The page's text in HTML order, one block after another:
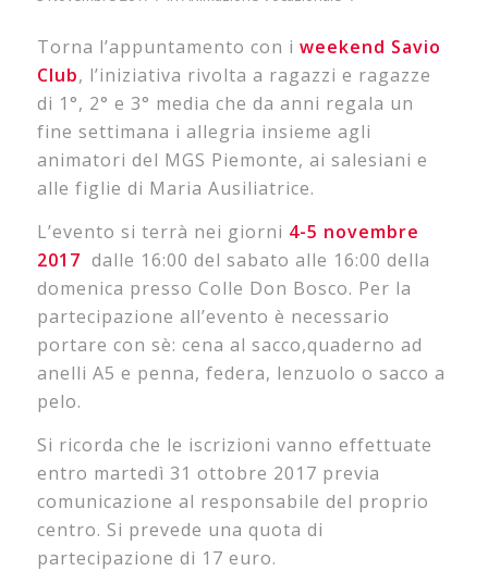
Torna l’appuntamento con i weekend Savio
Club, l’iniziativa rivolta a ragazzi e ragazze
di 1°, 2° e 3° media che da anni regala un
fine settimana i allegria insieme agli
animatori del MGS Piemonte, ai salesiani e
alle figlie di Maria Ausiliatrice.
L’evento si terrà nei giorni 4-5 novembre
2017 dalle 16:00 del sabato alle 16:00 della
domenica presso Colle Don Bosco. Per la
partecipazione all’evento è necessario
portare con sè: cena al sacco,quaderno ad
anelli A5 e penna, federa, lenzuolo o sacco a
pelo.
Si ricorda che le iscrizioni vanno effettuate
entro martedì 31 ottobre 2017 previa
comunicazione al responsabile del proprio
centro. Si prevede una quota di
partecipazione di 17 euro.